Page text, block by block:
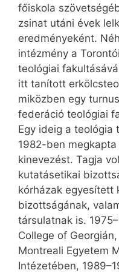
főiskola
zsinat utáni évek
eredményeként.
intézmény a
teológiai
itt tanított
miközben egy
federáció teológiai
Egy ideig a teológia
1982-ben
kinevezést. Tagja
kutatásetikai
kórházak egyesített
bizottságának,
társulatnak is.
College of
Montreali Egyetem
Intézetében,